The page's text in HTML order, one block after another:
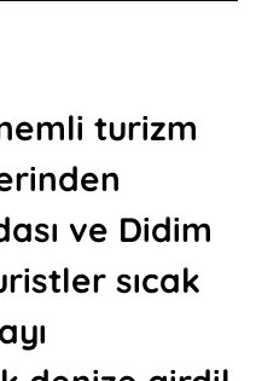
turizm
ve Didim
sıcak